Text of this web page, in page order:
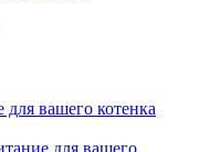
вашего котенка
для вашего